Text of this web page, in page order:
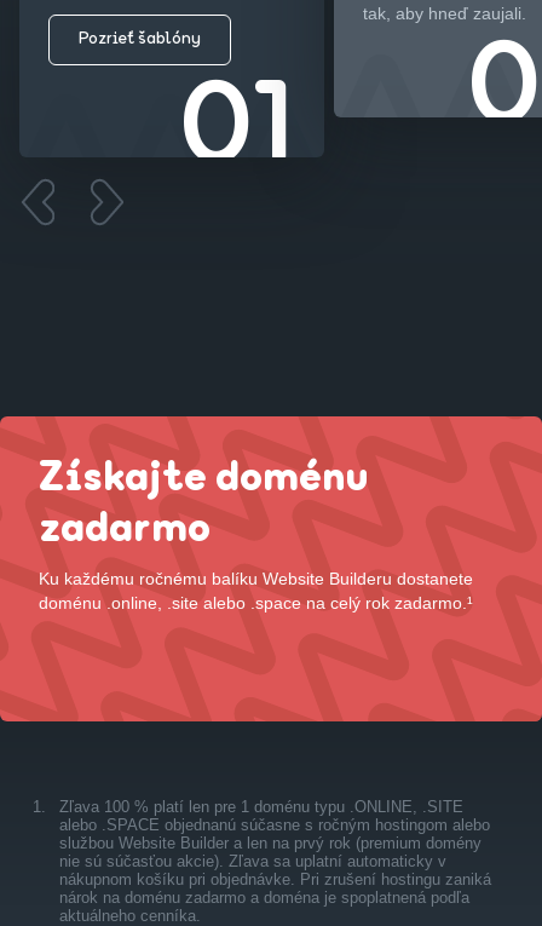
Pozrieť šablóny
tak, aby hneď zaujali.
Získajte doménu
zadarmo
Ku každému ročnému balíku Website Builderu dostanete
doménu .online , .site alebo .space na celý rok zadarmo ¹
1.
Zľava 100 % platí len pre 1 doménu typu .ONLINE, .SITE
alebo .SPACE objednanú súčasne s ročným hostingom alebo
službou Website Builder a len na prvý rok (premium domény
nie sú súčasťou akcie). Zľava sa uplatní automaticky v
nákupnom košíku pri objednávke. Pri zrušení hostingu zaniká
nárok na doménu zadarmo a doména je spoplatnená podľa
aktuálneho cenníka.